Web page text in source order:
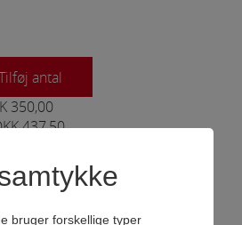
antal
350,00
437,50
serie af
enkel måde
bruger forskellige typer